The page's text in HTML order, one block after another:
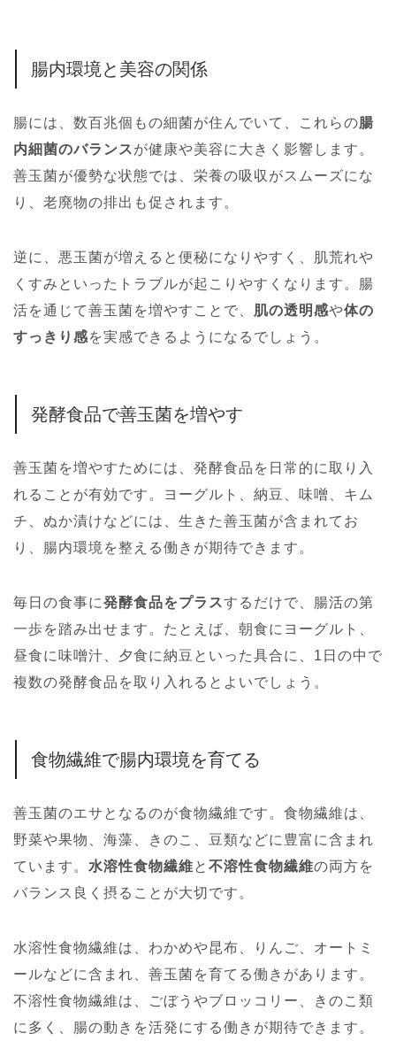
腸内環境と美容の関係
腸には、数百兆個もの細菌が住んでいて、これらの腸
内細菌のバランスが健康や美容に大きく影響します。
善玉菌が優勢な状態では、栄養の吸収がスムーズにな
り、老廃物の排出も促されます。
逆に、悪玉菌が増えると便秘になりやすく、肌荒れや
くすみといったトラブルが起こりやすくなります。腸
活を通じて善玉菌を増やすことで、 肌の透明感や体の
すっきり感を実感できるようになるでしょう。
発酵食品で善玉菌を増やす
善玉菌を増やすためには、発酵食品を日常的に取り入
れることが有効です。ヨーグルト、納豆、味噌、キム
チ、ぬか漬けなどには、生きた善玉菌が含まれてお
り、腸内環境を整える働きが期待できます。
毎日の食事に発酵食品をプラスするだけで、腸活の第
一歩を踏み出せます。たとえば、朝食にヨーグルト、
昼食に味噌汁、夕食に納豆といった具合に、1日の中で
複数の発酵食品を取り入れるとよいでしょう。
食物繊維で腸内環境を育てる
善玉菌のエサとなるのが食物繊維です。食物繊維は、
野菜や果物、海藻、きのこ、豆類などに豊富に含まれ
ています。 水溶性食物繊維と 不溶性食物繊維の両方を
バランス良く摂ることが大切です。
水溶性食物繊維は、わかめや昆布、りんご、オートミ
ールなどに含まれ、善玉菌を育てる働きがあります。
不溶性食物繊維は、ごぼうやブロッコリー、きのこ類
に多く、腸の動きを活発にする働きが期待できます。